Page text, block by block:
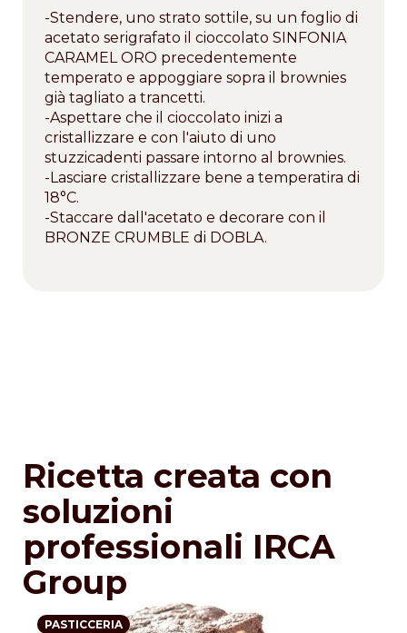
-Stendere, uno strato sottile, su un foglio di
acetato serigrafato il cioccolato SINFONIA
CARAMEL ORO precedentemente
temperato e appoggiare sopra il brownies
già tagliato a trancetti.
-Aspettare che il cioccolato inizi a
cristallizzare e con l'aiuto di uno
stuzzicadenti passare intorno al brownies.
-Lasciare cristallizzare bene a temperatira di
18°C.
-Staccare dall'acetato e decorare con il
BRONZE CRUMBLE di DOBLA.
Ricetta creata con
soluzioni
professionali IRCA
Group
PASTICCERIA